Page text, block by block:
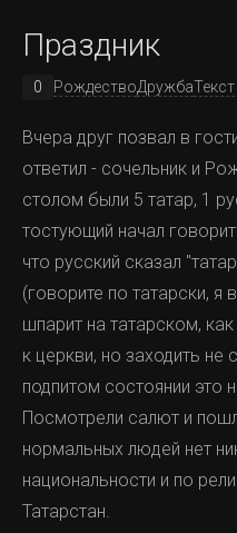
дня работы это почти 40
12 лет назад я работал в
следущее: линейка Blue
90% всех проблем были
причём эти диски даже
любой проблеме они
замену. Дальше я начал
шагам. Компьютер диск
компьютера слышно, как
слышна серия
магнитные головки
мест. Никаких
Нагрев корпуса диска
с промедлением, как-
что за устройство
Праздник
0 РождествоДружбаТекст
Вчера друг позвал в
ответил - сочельник и
столом были 5 татар, 1
тостующий начал
что русский сказал
(говорите по татарски,
шпарит на татарском,
к церкви, но заходить не
подпитом состоянии это
Посмотрели салют и
нормальных людей нет
национальности и по
Татарстан.